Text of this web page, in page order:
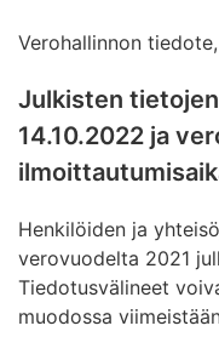
Verohallinnon
Julkisten
14.10.2022 ja
Henkilöiden ja
verovuodelta 2021
Tiedotusvälineet
muodossa